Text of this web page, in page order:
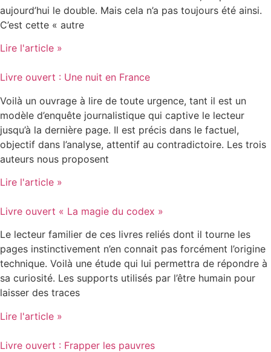
aujourd’hui le double. Mais cela n’a pas toujours été ainsi.
C’est cette « autre
Lire l'article »
Livre ouvert : Une nuit en France
Voilà un ouvrage à lire de toute urgence, tant il est un
modèle d’enquête journalistique qui captive le lecteur
jusqu’à la dernière page. Il est précis dans le factuel,
objectif dans l’analyse, attentif au contradictoire. Les trois
auteurs nous proposent
Lire l'article »
Livre ouvert « La magie du codex »
Le lecteur familier de ces livres reliés dont il tourne les
pages instinctivement n’en connait pas forcément l’origine
technique. Voilà une étude qui lui permettra de répondre à
sa curiosité. Les supports utilisés par l’être humain pour
laisser des traces
Lire l'article »
Livre ouvert : Frapper les pauvres